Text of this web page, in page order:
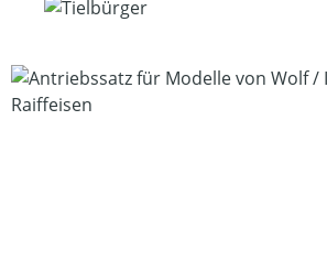
Bildergalerie überspringen